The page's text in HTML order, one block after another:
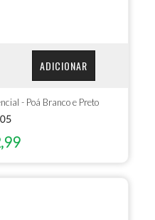
ADICIONAR
- Poá Branco e Preto